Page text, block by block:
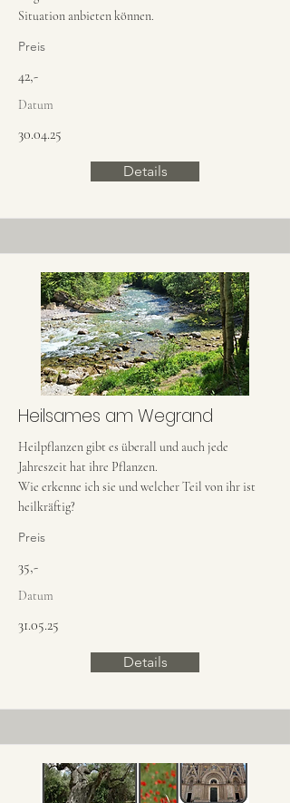
Situation anbieten können.
Preis
42,-
Datum
30.04.25
Details
Heilsames am Wegrand
Heilpflanzen gibt es überall und auch jede
Jahreszeit hat ihre Pflanzen.
Wie erkenne ich sie und welcher Teil von ihr ist
heilkräftig?
Preis
35,-
Datum
31.05.25
Details